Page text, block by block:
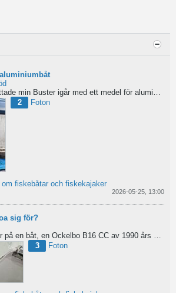
Buster igår med ett medel för aluminiumbåtar och nu blev ytan konstig/flammig...
2
Foton
fiskebåtar och fiskekajaker
2026-05-25, 13:00
sig för?
en båt, en Ockelbo B16 CC av 1990 års modell, men skulle behöva lite...
3
Foton